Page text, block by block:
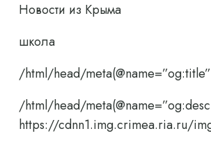
Новости из Крыма
школа
/html/head/
/html/head/
https://cdnn1.img.crimea.ria.ru/